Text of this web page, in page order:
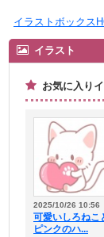
イラストボックス
イラスト
お気に入り
2025/10/26 10:56
可愛いしろねこ
ピンクのハ...